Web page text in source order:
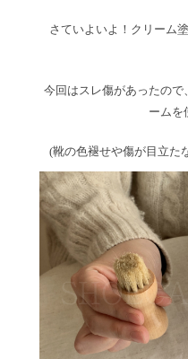
さていよいよ！クリーム
今回はスレ傷があったので
ームを
(靴の色褪せや傷が目立た